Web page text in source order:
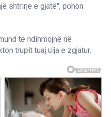
shtrirje e gjatë", pohon
të ndihmojnë në
trupit tuaj ulja e zgjatur.